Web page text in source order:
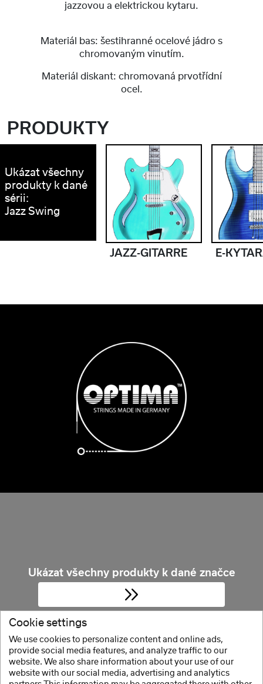
jazzovou a elektrickou kytaru.
Materiál bas: šestihranné ocelové jádro s
chromovaným vinutím.
Materiál diskant: chromovaná prvotřídní
ocel.
PRODUKTY
Ukázat všechny
produkty k dané
sérii:
Jazz Swing
JAZZ-GITARRE E-
Ukázat všechny produkty k dané značce
Cookie settings
We use cookies to personalize content and online ads,
provide social media features, and analyze traffic to our
website. We also share information about your use of our
website with our social media, advertising and analytics